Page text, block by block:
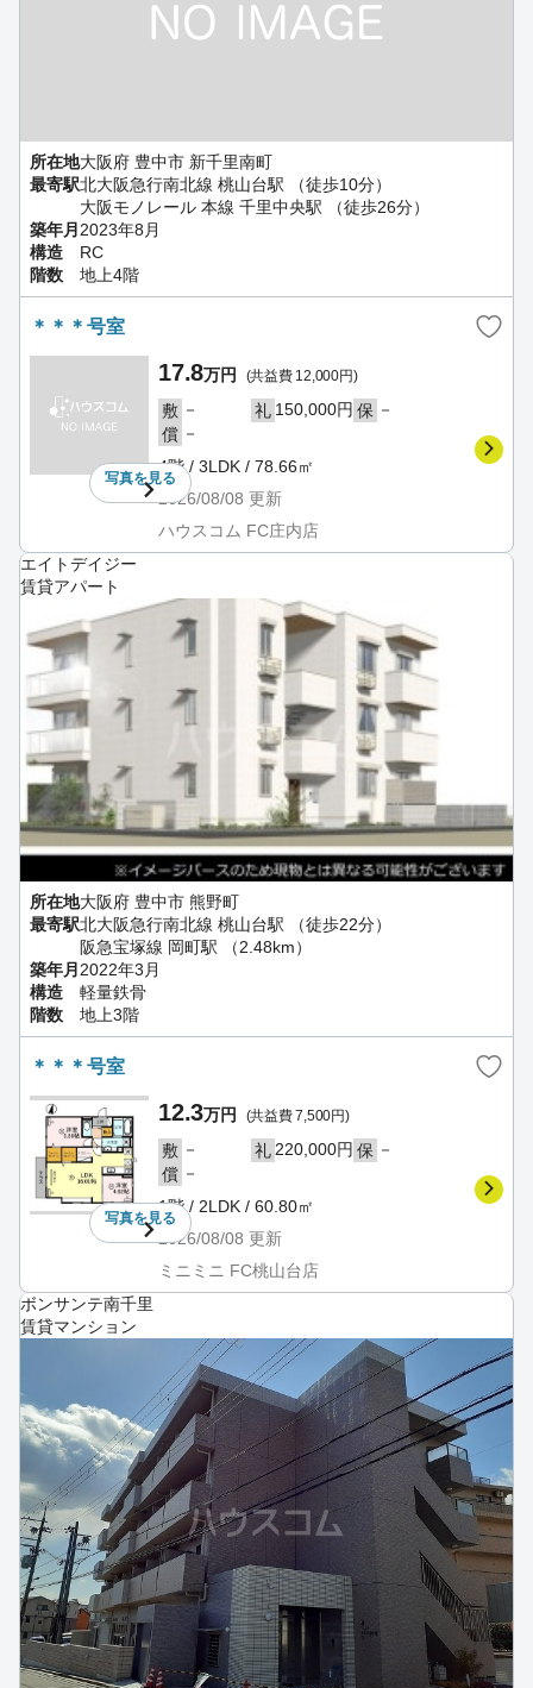
所在地大阪府 豊中市 新千里南町
最寄駅北大阪急行南北線 桃山台駅 （徒歩10分）
大阪モノレール 本線 千里中央駅 （徒歩26分）
築年月 2023年8月
構造
RC
階数
地上4階
＊＊＊号室
写真を見る
17.8万円 (共益費 12,000円)
敷 － 礼 150,000円 保 －
償 －
4階 / 3LDK / 78.66㎡
2026/08/08 更新
ハウスコム FC庄内店
エイトデイジー
賃貸アパート
所在地大阪府 豊中市 熊野町
最寄駅北大阪急行南北線 桃山台駅 （徒歩22分）
阪急宝塚線 岡町駅 （2.48km）
築年月 2022年3月
構造
軽量鉄骨
階数
地上3階
＊＊＊号室
写真を見る
12.3万円 (共益費 7,500円)
敷 － 礼220,000円 保 －
償 －
1階 / 2LDK / 60.80㎡
2026/08/08 更新
ミニミニ FC桃山台店
ボンサンテ南千里
賃貸マンション